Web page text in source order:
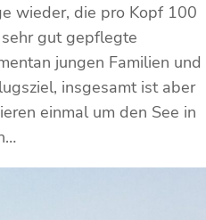
wieder, die pro Kopf 100
gut gepflegte
jungen Familien und
insgesamt ist aber
einmal um den See in